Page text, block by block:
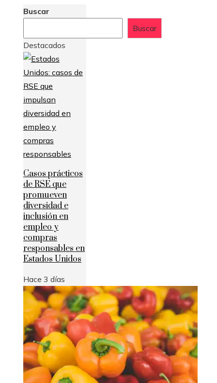
Buscar
Buscar
Destacados
Casos prácticos
de RSE que
promueven
diversidad e
inclusión en
empleo y
compras
responsables en
Estados Unidos
Hace 3 días